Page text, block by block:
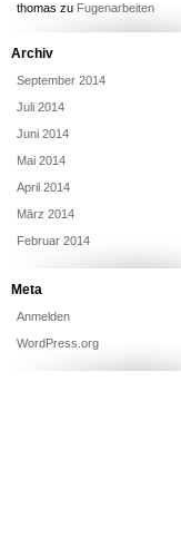
thomas zu Fugenarbeiten
Archiv
September 2014
Juli 2014
Juni 2014
Mai 2014
April 2014
März 2014
Februar 2014
Meta
Anmelden
WordPress.org